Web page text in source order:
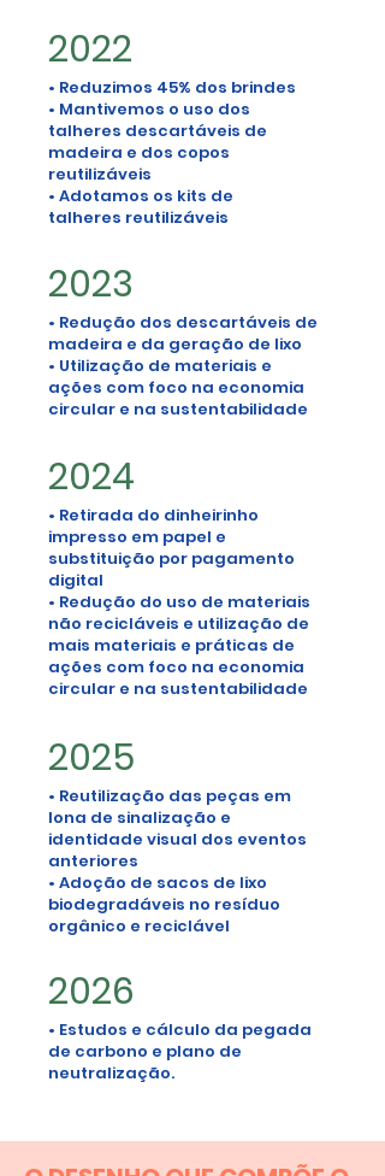
2022
• Reduzimos 45% dos brindes
• Mantivemos o uso dos
talheres descartáveis de
madeira e dos copos
reutilizáveis
• Adotamos os kits de
talheres reutilizáveis
2023
• Redução dos descartáveis de
madeira e da geração de lixo
• Utilização de materiais e
ações com foco na economia
circular e na sustentabilidade
2024
• Retirada do dinheirinho
impresso em papel e
substituição por pagamento
digital
• Redução do uso de materiais
não recicláveis e utilização de
mais materiais e práticas de
ações com foco na economia
circular e na sustentabilidade
2025
• Reutilização das peças em
lona de sinalização e
identidade visual dos eventos
anteriores
• Adoção de sacos de lixo
biodegradáveis no resíduo
orgânico e reciclável
2026
• Estudos e cálculo da pegada
de carbono e plano de
neutralização.